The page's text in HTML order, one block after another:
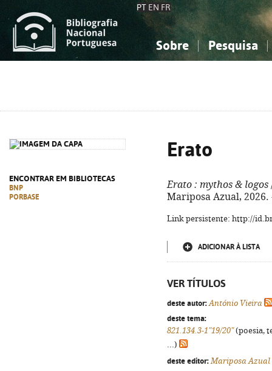
PT EN FR
Sobre Pesquisa
ENCONTRAR EM BIBLIOTECAS
BNP
PORBASE
Erato
Erato : mythos & logos
Mariposa Azual, 2026.
Link persistente: http://
ADICIONAR À LISTA
VER TÍTULOS
deste autor: António Vieira
deste tema:
821.134.3-1"19/20"(poesia,
...)
deste editor: Mariposa Azual